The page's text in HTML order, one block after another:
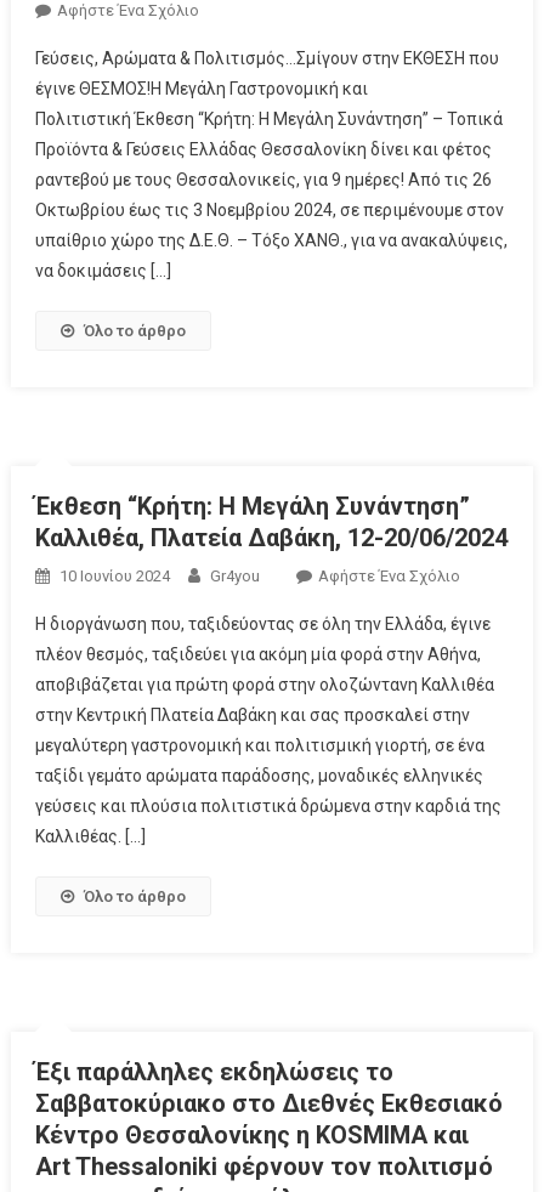
Αφήστε Ένα Σχόλιο
Γεύσεις, Αρώματα & Πολιτισμός…Σμίγουν στην ΕΚΘΕΣΗ που
έγινε ΘΕΣΜΟΣ!Η Μεγάλη Γαστρονομική και
Πολιτιστική Έκθεση “Κρήτη: Η Μεγάλη Συνάντηση” – Τοπικά
Προϊόντα & Γεύσεις Ελλάδας Θεσσαλονίκη δίνει και φέτος
ραντεβού με τους Θεσσαλονικείς, για 9 ημέρες! Από τις 26
Οκτωβρίου έως τις 3 Νοεμβρίου 2024, σε περιμένουμε στον
υπαίθριο χώρο της Δ.Ε.Θ. – Τόξο ΧΑΝΘ., για να ανακαλύψεις,
να δοκιμάσεις […]
Όλο το άρθρο
Έκθεση “Κρήτη: Η Μεγάλη Συνάντηση”
Καλλιθέα, Πλατεία Δαβάκη, 12-20/06/2024
10 Ιουνίου 2024 Gr4you Αφήστε Ένα Σχόλιο
Η διοργάνωση που, ταξιδεύοντας σε όλη την Ελλάδα, έγινε
πλέον θεσμός, ταξιδεύει για ακόμη μία φορά στην Αθήνα,
αποβιβάζεται για πρώτη φορά στην ολοζώντανη Καλλιθέα
στην Κεντρική Πλατεία Δαβάκη και σας προσκαλεί στην
μεγαλύτερη γαστρονομική και πολιτισμική γιορτή, σε ένα
ταξίδι γεμάτο αρώματα παράδοσης, μοναδικές ελληνικές
γεύσεις και πλούσια πολιτιστικά δρώμενα στην καρδιά της
Καλλιθέας. […]
Όλο το άρθρο
Έξι παράλληλες εκδηλώσεις το
Σαββατοκύριακο στο Διεθνές Εκθεσιακό
Κέντρο Θεσσαλονίκης η KOSMIMA και
Art Thessaloniki φέρνουν τον πολιτισμό